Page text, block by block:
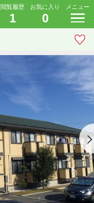
閲覧履歴
1
お気に入り
0
メニュー